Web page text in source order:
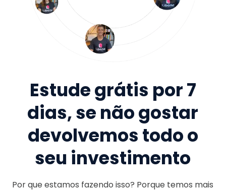
Estude grátis por 7
dias, se não gostar
devolvemos todo o
seu investimento
Por que estamos fazendo isso? Porque temos mais